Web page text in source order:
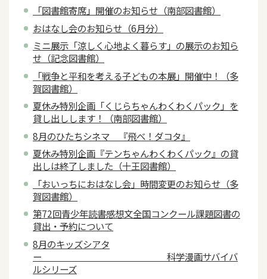
「図書館寄席」開催のお知らせ（南部図書館）
おはなし会のお知らせ（6月分）
ミニ展示「涼しく心地よく暮らす」の展示のお知ら
せ（記念図書館）
「戦争と平和を考える子どもの本展」開催中！（多
賀図書館）
夏休み特別企画「くじらちゃんわくわくパック」を
貸し出しします！（南部図書館）
8月のひたちシネマ 『飛べ！ダコタ』
夏休み特別企画『テンちゃんわくわくパック』の貸
出しは終了しました（十王図書館）
「おいっちにおはなし会」時間変更のお知らせ（多
賀図書館）
第72回青少年読書感想文全国コンクール課題図書の
貸出・予約について
8月のキッズシアタ
ー 科学漫画サバイバ
ルシリーズ